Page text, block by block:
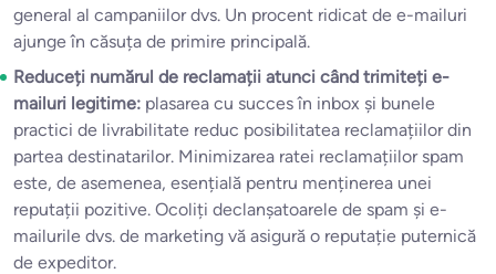
general al campaniilor dvs. Un procent ridicat de e-mailuri
ajunge în căsuța de primire principală.
Reduceți numărul de reclamații atunci când trimiteți e-
mailuri legitime: plasarea cu succes în inbox și bunele
practici de livrabilitate reduc posibilitatea reclamațiilor din
partea destinatarilor. Minimizarea ratei reclamațiilor spam
este, de asemenea, esențială pentru menținerea unei
reputații pozitive. Ocoliți declanșatoarele de spam și e-
mailurile dvs. de marketing vă asigură o reputație puternică
de expeditor.